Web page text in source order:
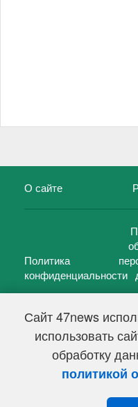
Сайт 47news
использовать
обработку
политикой
О сайте
Политика
конфиденциальности
47 новостей (47 news)
Свидетельство о
Федеральной службой по
информационных